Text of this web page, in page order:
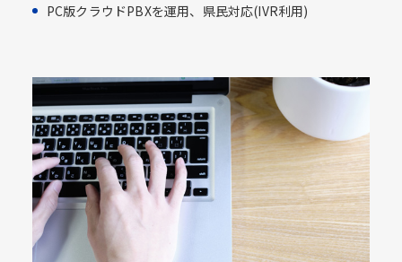
PC版クラウドPBXを運用、県民対応​(IVR利用)​